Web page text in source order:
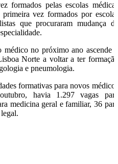
formados pelas escolas médicas
vez formados por escolas
que procuraram mudança de
médico no próximo ano ascende a
Norte a voltar a ter formação
e pneumologia.
formativas para novos médicos
havia 1.297 vagas para
medicina geral e familiar, 36 para